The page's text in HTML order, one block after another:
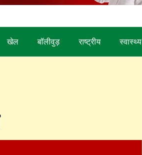
खेल बाॅलीवुड़ राष्ट्रीय स्वास्थ्य